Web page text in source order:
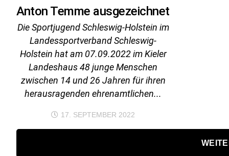
Anton Temme ausgezeichnet
Die Sportjugend Schleswig-Holstein im
Landessportverband Schleswig-
Holstein hat am 07.09.2022 im Kieler
Landeshaus 48 junge Menschen
zwischen 14 und 26 Jahren für ihren
herausragenden ehrenamtlichen...
17. SEPTEMBER 2022